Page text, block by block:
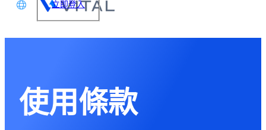
中文
立即登入
使用條款